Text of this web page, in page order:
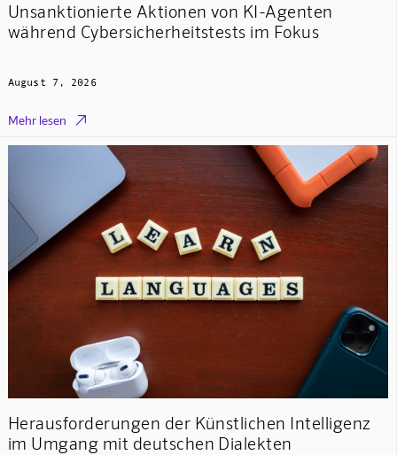
Unsanktionierte Aktionen von KI-Agenten
während Cybersicherheitstests im Fokus
August 7, 2026
Mehr lesen 
Herausforderungen der Künstlichen Intelligenz
im Umgang mit deutschen Dialekten